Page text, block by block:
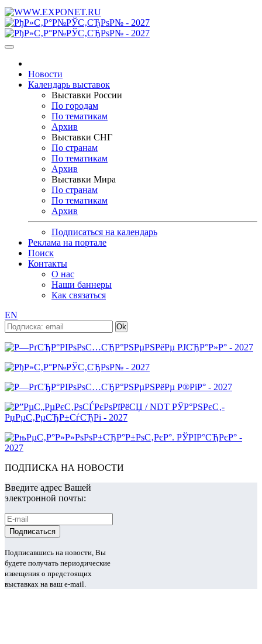
Новости
Календарь выставок
Выставки России
По городам
По тематикам
Архив
Выставки СНГ
По странам
По тематикам
Архив
Выставки Мира
По странам
По тематикам
Архив
Подписаться на календарь
Реклама на портале
Поиск
Контакты
О нас
Наши баннеры
Как связаться
EN
ПОДПИСКА НА НОВОСТИ
Введите адрес Вашей
электронной почты:
Подписавшись на новости, Вы
будете получать периодические
извещения о предстоящих
выставках на ваш e-mail.